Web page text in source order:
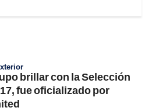
brillar con la Selección
fue oficializado por